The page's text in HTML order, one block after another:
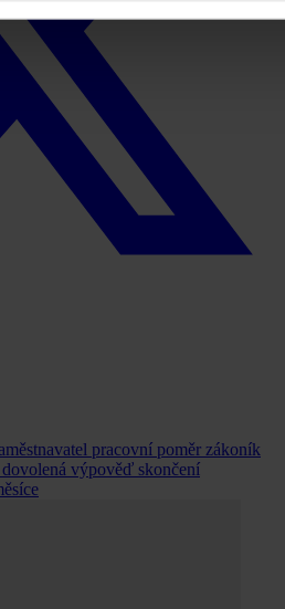
pracovní poměr zákoník
dovolená výpověď skončení